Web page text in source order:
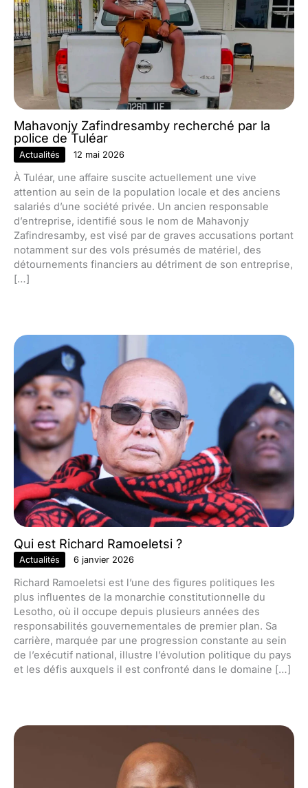
Mahavonjy Zafindresamby recherché par la
police de Tuléar
Actualités 12 mai 2026
À Tuléar, une affaire suscite actuellement une vive
attention au sein de la population locale et des anciens
salariés d’une société privée. Un ancien responsable
d’entreprise, identifié sous le nom de Mahavonjy
Zafindresamby, est visé par de graves accusations portant
notamment sur des vols présumés de matériel, des
détournements financiers au détriment de son entreprise,
[…]
Qui est Richard Ramoeletsi ?
Actualités 6 janvier 2026
Richard Ramoeletsi est l’une des figures politiques les
plus influentes de la monarchie constitutionnelle du
Lesotho, où il occupe depuis plusieurs années des
responsabilités gouvernementales de premier plan. Sa
carrière, marquée par une progression constante au sein
de l’exécutif national, illustre l’évolution politique du pays
et les défis auxquels il est confronté dans le domaine […]